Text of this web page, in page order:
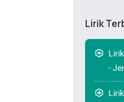
Lirik
-